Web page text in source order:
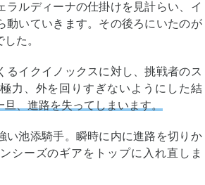
ラルディーナの仕掛けを見計らい、イ
動いていきます。その後ろにいたのが
た。
るイクイノックスに対し、挑戦者のス
力、外を回りすぎないようにした結
、進路を失ってしまいます。
い池添騎手。瞬時に内に進路を切りか
シーズのギアをトップに入れ直しま